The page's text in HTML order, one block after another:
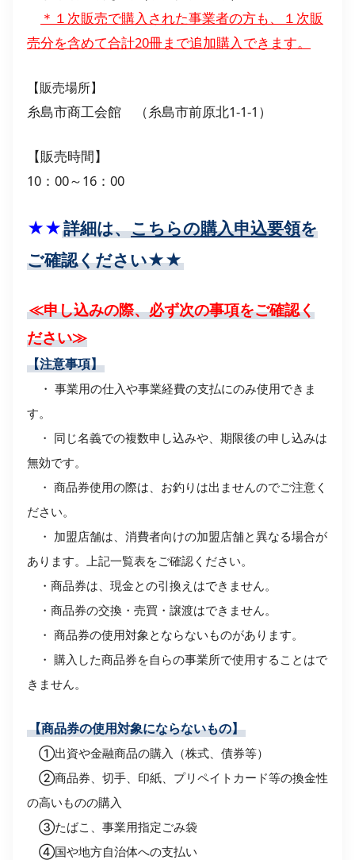
＊１次販売で購入された事業者の方も、１次販
売分を含めて合計20冊まで追加購入できます。
【販売場所】
糸島市商工会館 （糸島市前原北1-1-1）
【販売時間】
10：00～16：00
★★詳細は、こちらの購入申込要領を
ご確認ください★★
≪申し込みの際、必ず次の事項をご確認く
ださい≫
【注意事項】
・ 事業用の仕入や事業経費の支払にのみ使用できま
す。
・ 同じ名義での複数申し込みや、期限後の申し込みは
無効です。
・ 商品券使用の際は、お釣りは出ませんのでご注意く
ださい。
・ 加盟店舗は、消費者向けの加盟店舗と異なる場合が
あります。 上記一覧表をご確認ください。
・商品券は、現金との引換えはできません。
・商品券の交換・売買・譲渡はできません。
・ 商品券の使用対象とならないものがあります。
・ 購入した商品券を自らの事業所で使用することはで
きません。
【商品券の使用対象にならないもの】
➀出資や金融商品の購入（株式、債券等）
②商品券、切手、印紙、プリペイトカード等の換金性
の高いものの購入
③たばこ、事業用指定ごみ袋
④国や地方自治体への支払い